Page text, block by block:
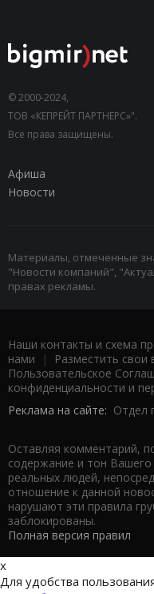
© 2000-2024,
ТОВ «КЕПРЕЙТ ПАРТНЕРС»".
Все права защищены.
Афиша
Новости
Материалы, отмеченные
"Новости компаний",
правах рекламы.
Наши контакты и схема
нами | Разместить
Пользовательское
конфиденциальности и
Реклама на сайте: Отдел
Оставляя комментарий,
содержание и тон
реальных людей,
отношение к данной
нарушают эти правила
заблокированы.
Полная версия правил
x
Для удобства